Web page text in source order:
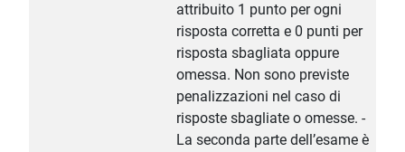
attribuito 1 punto per ogni
risposta corretta e 0 punti per
risposta sbagliata oppure
omessa. Non sono previste
penalizzazioni nel caso di
risposte sbagliate o omesse. -
La seconda parte dell’esame è